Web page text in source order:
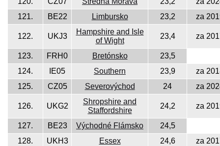
121.
BE22 Limbursko 23,2 za
122. UKJ3
Hampshire and Isle
of Wight
23,4 za
123. FRH0 Bretónsko
23,5
124.
IE05 Southern 23,9
za
125.
CZ05 Severovýchod 24 za
126. UKG2
Shropshire and
Staffordshire
24,2 za
127. BE23 Východné Flámsko
24,5
128.
UKH3 Essex 24,6
za